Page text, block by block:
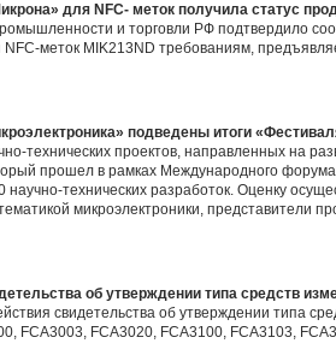
для NFC- меток получила статус
и торговли РФ подтвердило
меток MIK213ND требованиям,
подведены итоги
технических проектов, направленных на
прошел в рамках Международного
научно-технических разработок. Оценку
микроэлектроники, представители
об утверждении типа средств
свидетельства об утверждении типа
FCA3003, FCA3020, FCA3100, FCA3103,